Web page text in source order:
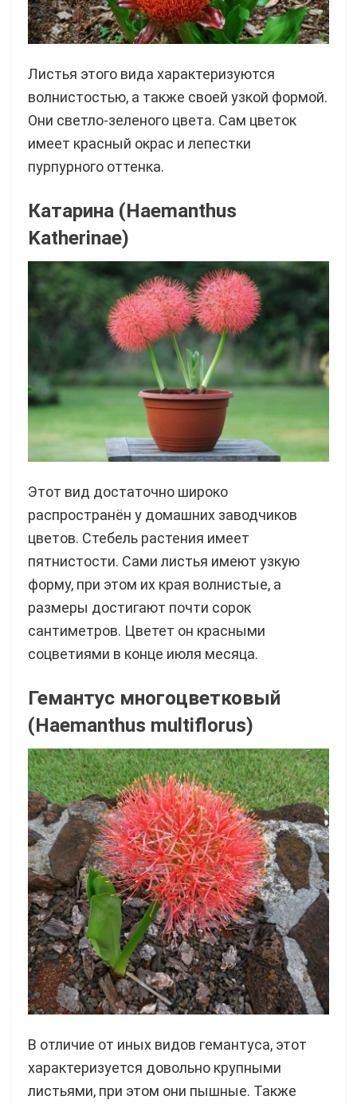
Листья этого вида характеризуются
волнистостью, а также своей узкой формой.
Они светло-зеленого цвета. Сам цветок
имеет красный окрас и лепестки
пурпурного оттенка.
Катарина (Haemanthus
Katherinae)
Этот вид достаточно широко
распространён у домашних заводчиков
цветов. Стебель растения имеет
пятнистости. Сами листья имеют узкую
форму, при этом их края волнистые, а
размеры достигают почти сорок
сантиметров. Цветет он красными
соцветиями в конце июля месяца.
Гемантус многоцветковый
(Haemanthus multiflorus)
В отличие от иных видов гемантуса, этот
характеризуется довольно крупными
листьями, при этом они пышные. Также